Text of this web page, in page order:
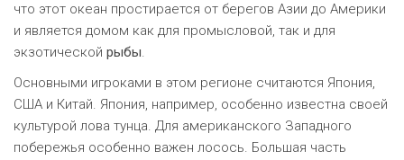
что этот океан простирается от берегов Азии до Америки
и является домом как для промысловой, так и для
экзотической рыбы.
Основными игроками в этом регионе считаются Япония,
США и Китай. Япония, например, особенно известна своей
культурой лова тунца. Для американского Западного
побережья особенно важен лосось. Большая часть